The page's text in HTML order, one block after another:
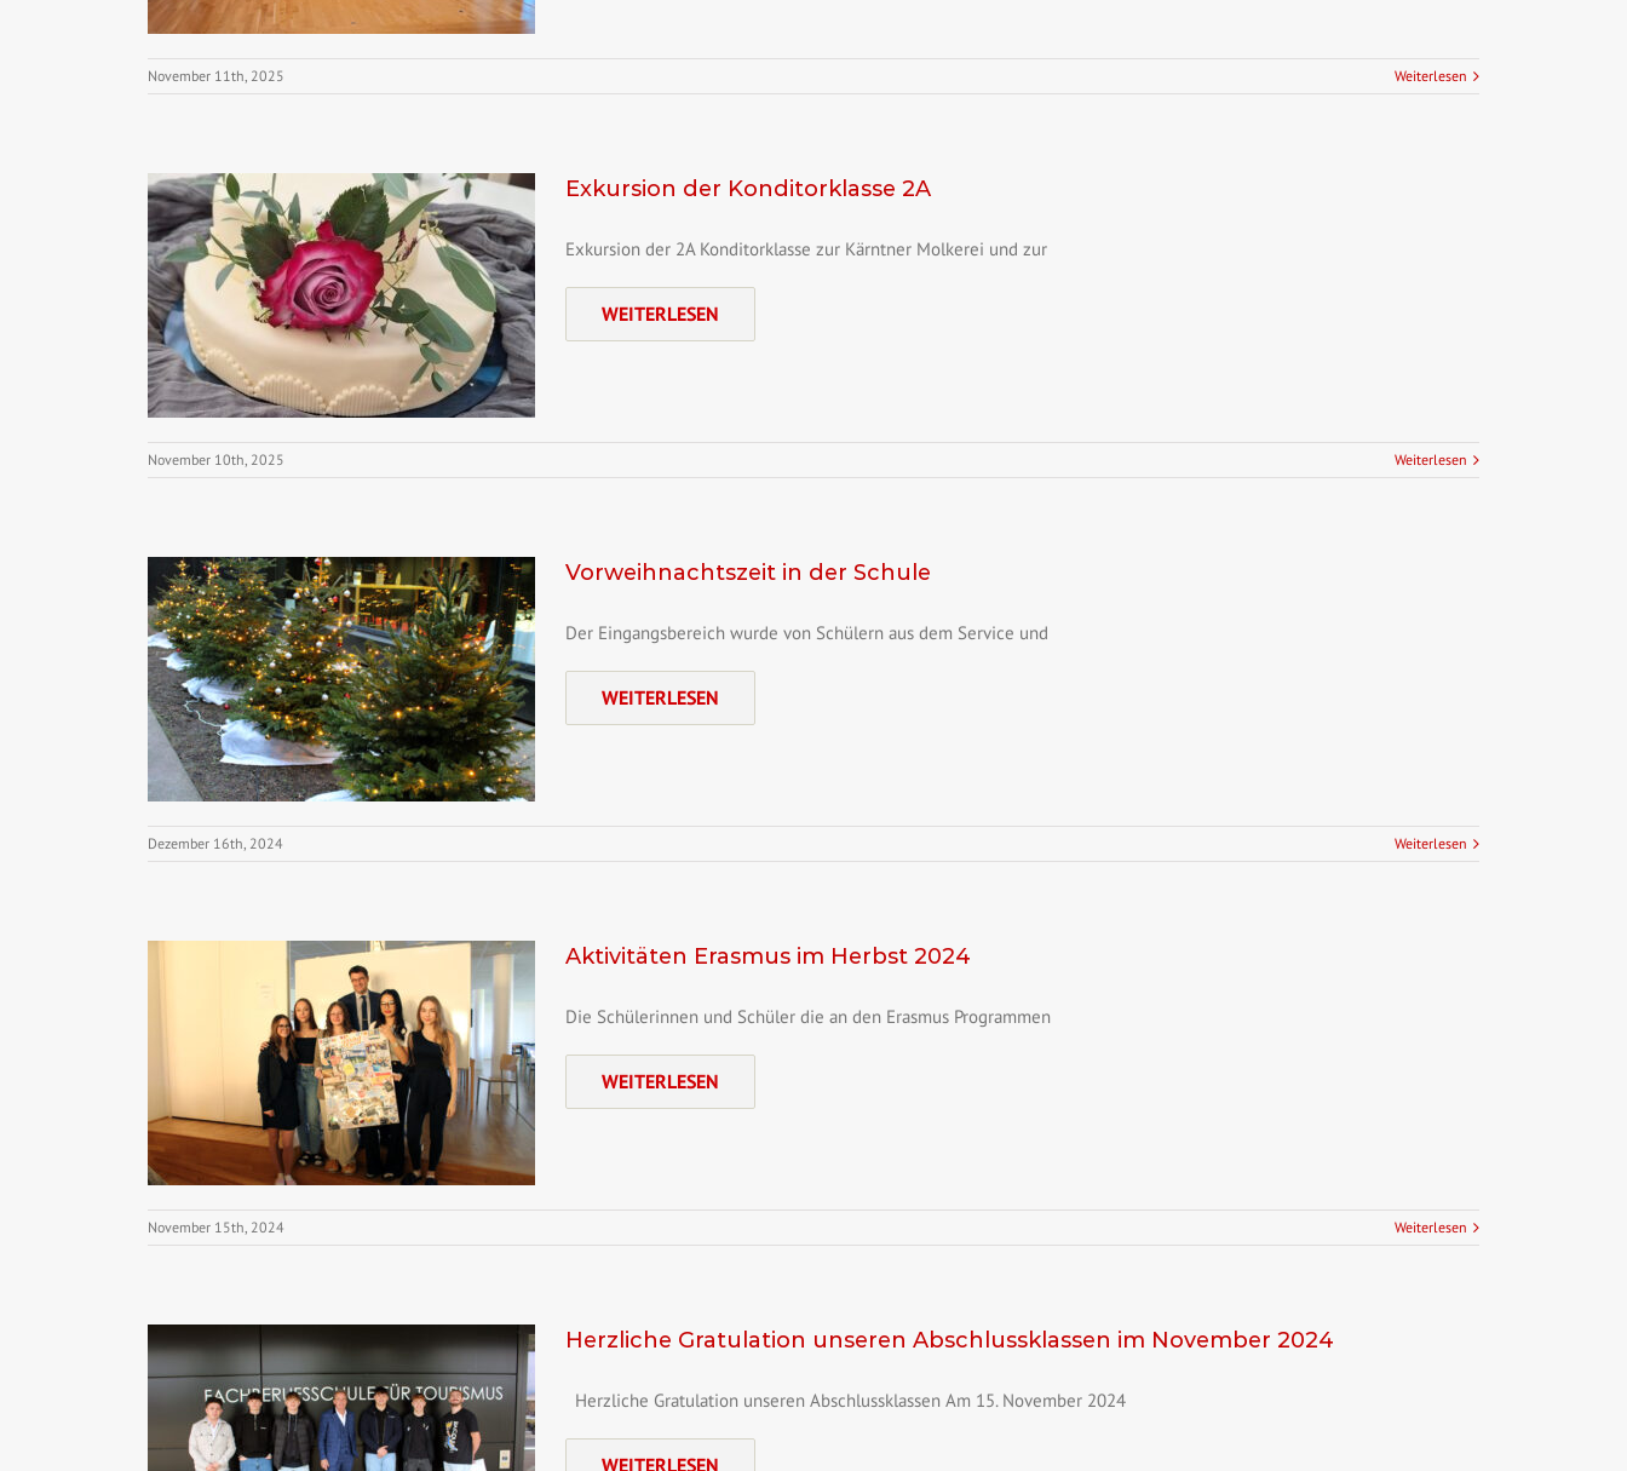
November 11th, 2025 Weiterlesen
Exkursion der Konditorklasse 2A
Exkursion der 2A Konditorklasse zur Kärntner Molkerei und zur
WEITERLESEN
November 10th, 2025 Weiterlesen
Vorweihnachtszeit in der Schule
Der Eingangsbereich wurde von Schülern aus dem Service und
WEITERLESEN
Dezember 16th, 2024 Weiterlesen
Aktivitäten Erasmus im Herbst 2024
Die Schülerinnen und Schüler die an den Erasmus Programmen
WEITERLESEN
November 15th, 2024 Weiterlesen
Herzliche Gratulation unseren Abschlussklassen im November 2024
Herzliche Gratulation unseren Abschlussklassen Am 15. November 2024
WEITERLESEN